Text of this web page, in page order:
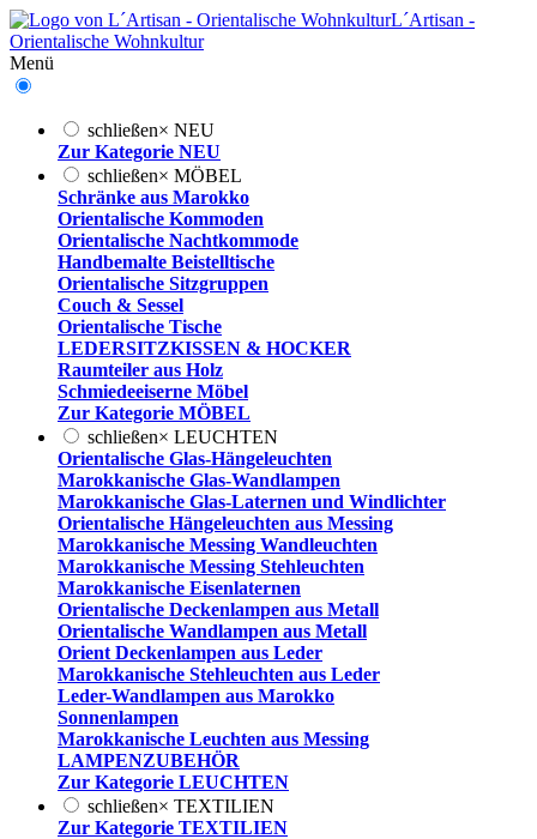
L´Artisan -
Orientalische Wohnkultur
Menü
schließen× NEU
Zur Kategorie NEU
schließen× MÖBEL
Schränke aus Marokko
Orientalische Kommoden
Orientalische Nachtkommode
Handbemalte Beistelltische
Orientalische Sitzgruppen
Couch & Sessel
Orientalische Tische
LEDERSITZKISSEN & HOCKER
Raumteiler aus Holz
Schmiedeeiserne Möbel
Zur Kategorie MÖBEL
schließen× LEUCHTEN
Orientalische Glas-Hängeleuchten
Marokkanische Glas-Wandlampen
Marokkanische Glas-Laternen und Windlichter
Orientalische Hängeleuchten aus Messing
Marokkanische Messing Wandleuchten
Marokkanische Messing Stehleuchten
Marokkanische Eisenlaternen
Orientalische Deckenlampen aus Metall
Orientalische Wandlampen aus Metall
Orient Deckenlampen aus Leder
Marokkanische Stehleuchten aus Leder
Leder-Wandlampen aus Marokko
Sonnenlampen
Marokkanische Leuchten aus Messing
LAMPENZUBEHÖR
Zur Kategorie LEUCHTEN
schließen× TEXTILIEN
Zur Kategorie TEXTILIEN